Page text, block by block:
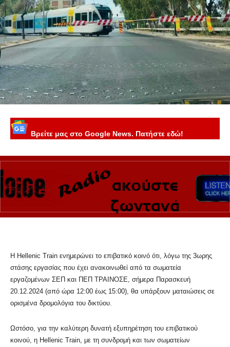
Βρείτε μας στο Google News. Πατήστε εδώ!
Η Hellenic Train ενημερώνει το επιβατικό κοινό ότι, λόγω της 3ωρης
στάσης εργασίας που έχει ανακοινωθεί από τα σωματεία
εργαζομένων ΣΕΠ και ΠΕΠ ΤΡΑΙΝΟΣΕ, σήμερα Παρασκευή
20.12.2024 (από ώρα 12:00 έως 15:00), θα υπάρξουν ματαιώσεις σε
ορισμένα δρομολόγια του δικτύου.
Ωστόσο, για την καλύτερη δυνατή εξυπηρέτηση του επιβατικού
κοινού, η Hellenic Train, με τη συνδρομή και των σωματείων